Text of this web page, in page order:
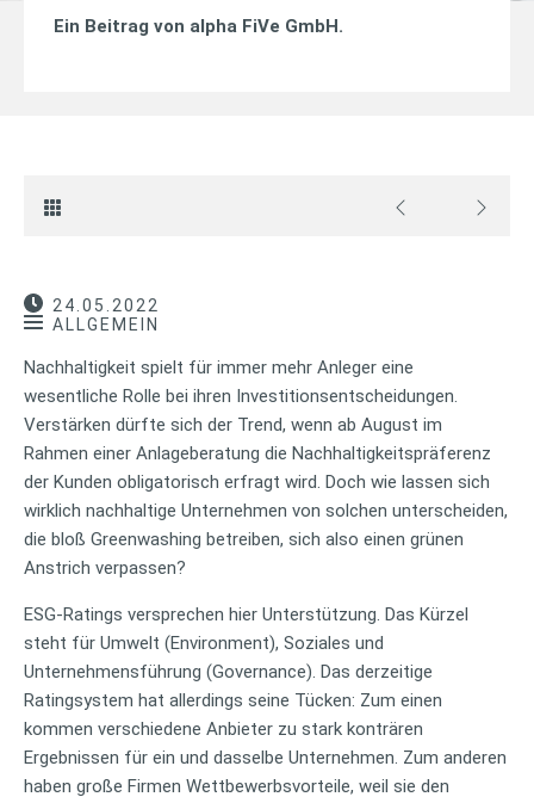
Ein Beitrag von alpha FiVe GmbH.
24.05.2022
ALLGEMEIN
Nachhaltigkeit spielt für immer mehr Anleger eine
wesentliche Rolle bei ihren Investitionsentscheidungen.
Verstärken dürfte sich der Trend, wenn ab August im
Rahmen einer Anlageberatung die Nachhaltigkeitspräferenz
der Kunden obligatorisch erfragt wird. Doch wie lassen sich
wirklich nachhaltige Unternehmen von solchen unterscheiden,
die bloß Greenwashing betreiben, sich also einen grünen
Anstrich verpassen?
ESG-Ratings versprechen hier Unterstützung. Das Kürzel
steht für Umwelt (Environment), Soziales und
Unternehmensführung (Governance). Das derzeitige
Ratingsystem hat allerdings seine Tücken: Zum einen
kommen verschiedene Anbieter zu stark konträren
Ergebnissen für ein und dasselbe Unternehmen. Zum anderen
haben große Firmen Wettbewerbsvorteile, weil sie den